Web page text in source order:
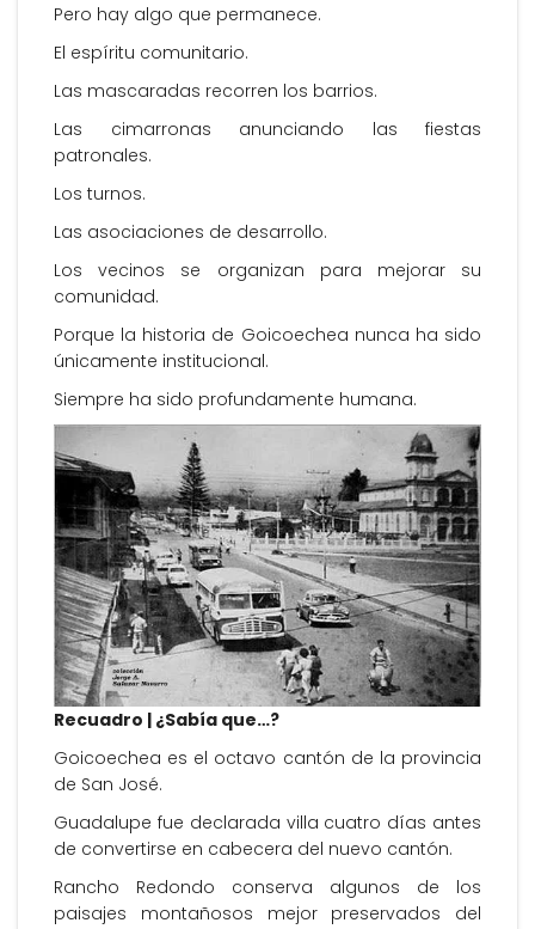
Pero hay algo que permanece.
El espíritu comunitario.
Las mascaradas recorren los barrios.
Las cimarronas anunciando las fiestas
patronales.
Los turnos.
Las asociaciones de desarrollo.
Los vecinos se organizan para mejorar su
comunidad.
Porque la historia de Goicoechea nunca ha sido
únicamente institucional.
Siempre ha sido profundamente humana.
Recuadro | ¿Sabía que…?
Goicoechea es el octavo cantón de la provincia
de San José.
Guadalupe fue declarada villa cuatro días antes
de convertirse en cabecera del nuevo cantón.
Rancho Redondo conserva algunos de los
paisajes montañosos mejor preservados del